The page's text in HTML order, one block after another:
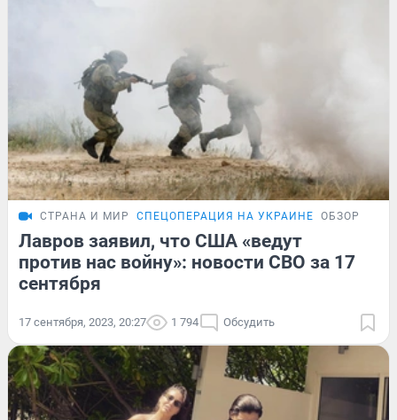
СТРАНА И МИР СПЕЦОПЕРАЦИЯ НА УКРАИНЕ ОБЗОР
Лавров заявил, что США «ведут
против нас войну»: новости СВО за 17
сентября
17 сентября, 2023, 20:27 1 794 Обсудить